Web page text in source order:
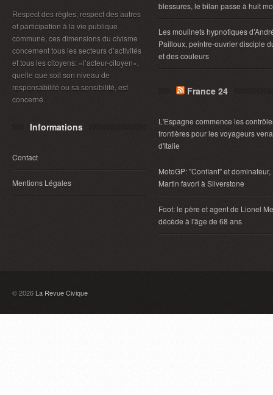
Respect des règles, respect des autres
et participation à la vie publique
commune, ces dimensions du civisme
concernent tous les secteurs d’activités
et tous les citoyens: «l’acteur-citoyen»,
quelle que soit son niveau de
responsabilité ou sa sensibilité, est
concerné.
Informations
Contact
Mentions Légales
blessures, le bilan passe à huit
Les moulinets hypnotiques
Pailloux, peintre-ouvrier disciple
et des couleurs
France 24
L'Espagne commence les
frontières pour les voyageurs
d'Italie
MotoGP: "Confiant" et dominateur,
Martin favori à Silverstone
Foot: le père et agent de Lionel
décède à l'âge de 68 ans
© 2026 La Revue Civique